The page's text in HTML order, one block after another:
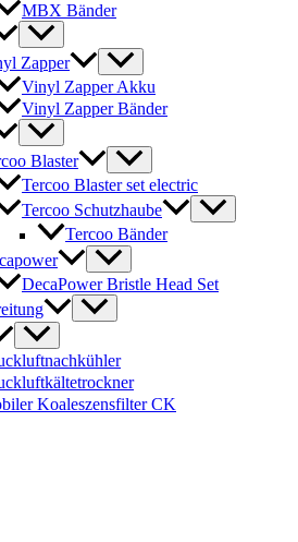
MBX Bänder
Zapper
Vinyl Zapper Akku
Vinyl Zapper Bänder
Blaster
Tercoo Blaster set electric
Tercoo Schutzhaube
Tercoo Bänder
DecaPower Bristle Head Set
Koaleszensfilter CK